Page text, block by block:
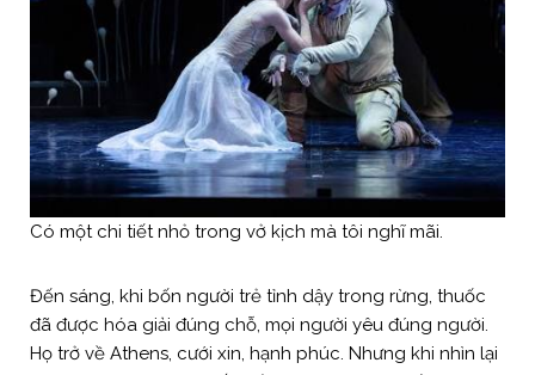
Có một chi tiết nhỏ trong vở kịch mà tôi nghĩ mãi.
Đến sáng, khi bốn người trẻ tỉnh dậy trong rừng, thuốc
đã được hóa giải đúng chỗ, mọi người yêu đúng người.
Họ trở về Athens, cưới xin, hạnh phúc. Nhưng khi nhìn lại